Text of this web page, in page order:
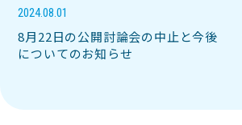
2024.08.01
8月22日の公開討論会の中止と今後
についてのお知らせ